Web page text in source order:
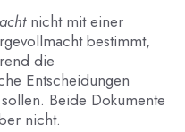
nicht mit einer
bestimmt,
die
Entscheidungen
Beide Dokumente
nicht.